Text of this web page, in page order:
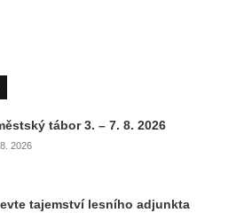
tábor 3. – 7. 8. 2026
2026
tajemství lesního adjunkta